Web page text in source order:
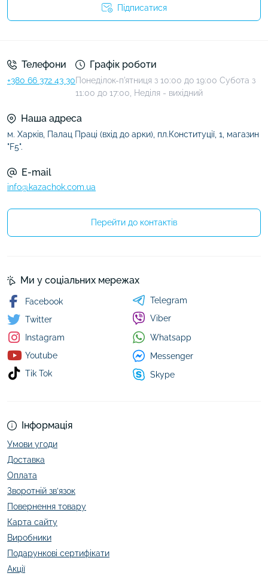
Підписатися
Телефони
+380 66 372 43 30
Графік роботи
Понеділок-п'ятниця з 10:00 до 19:00 Субота з
11:00 до 17:00, Неділя - вихідний
Наша адреса
м. Харків, Палац Праці (вхід до арки), пл.Конституції, 1, магазин
"F5".
E-mail
info@kazachok.com.ua
Перейти до контактів
Інформація
Умови угоди
Доставка
Оплата
Зворотній зв’язок
Повернення товару
Карта сайту
Виробники
Подарункові сертифікати
Акції
Ми у соціальних мережах
Facebook
Twitter
Instagram
Youtube
Tik Tok
Telegram
Viber
Whatsapp
Messenger
Skype